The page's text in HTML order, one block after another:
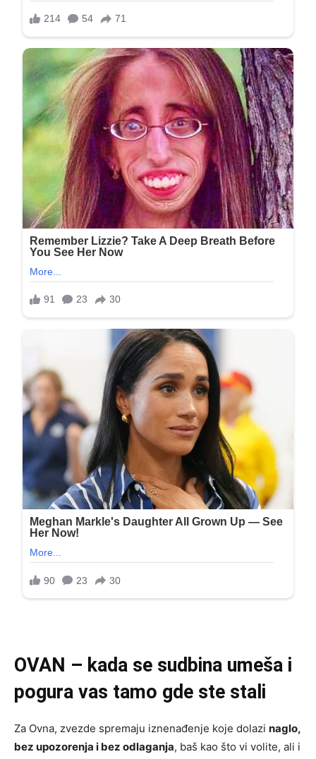
OVAN – kada se sudbina umeša i
pogura vas tamo gde ste stali
Za Ovna, zvezde spremaju iznenađenje koje dolazi naglo,
bez upozorenja i bez odlaganja, baš kao što vi volite, ali i